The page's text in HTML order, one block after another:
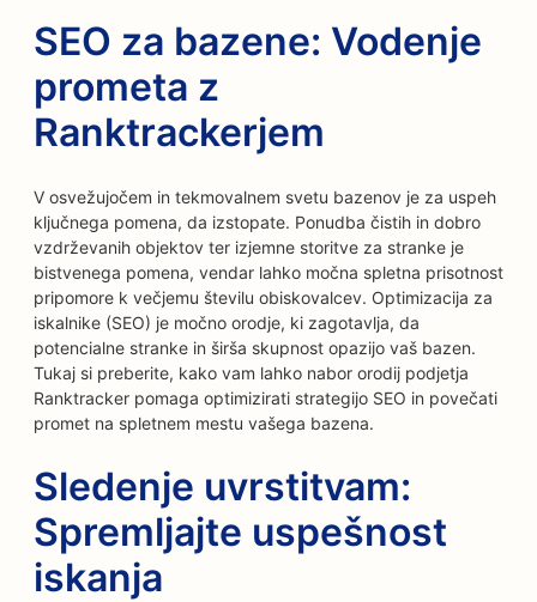
SEO za bazene: Vodenje
prometa z
Ranktrackerjem
V osvežujočem in tekmovalnem svetu bazenov je za uspeh
ključnega pomena, da izstopate. Ponudba čistih in dobro
vzdrževanih objektov ter izjemne storitve za stranke je
bistvenega pomena, vendar lahko močna spletna prisotnost
pripomore k večjemu številu obiskovalcev. Optimizacija za
iskalnike (SEO) je močno orodje, ki zagotavlja, da
potencialne stranke in širša skupnost opazijo vaš bazen.
Tukaj si preberite, kako vam lahko nabor orodij podjetja
Ranktracker pomaga optimizirati strategijo SEO in povečati
promet na spletnem mestu vašega bazena.
Sledenje uvrstitvam:
Spremljajte uspešnost
iskanja